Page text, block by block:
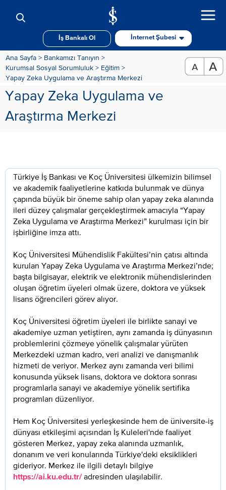
İş Bankalı Ol İnternet Şubesi
Ana Sayfa > Bankamızı Tanıyın >
Kurumsal Sosyal Sorumluluk > Eğitim >
Yapay Zeka Uygulama ve Araştırma Merkezi
Yapay Zeka Uygulama ve
Araştırma Merkezi
Türkiye İş Bankası ve Koç Üniversitesi ülkemizin bilimsel
ve akademik faaliyetlerine katkıda bulunmak ve dünya
çapında büyük bir öneme sahip olan yapay zeka alanında
ileri düzey çalışmalar gerçekleştirmek amacıyla “Yapay
Zeka Uygulama ve Araştırma Merkezi” kurulması için bir
işbirliğine imza attı.
Koç Üniversitesi Mühendislik Fakültesi’nin çatısı altında
kurulan Yapay Zeka Uygulama ve Araştırma Merkezi’nde;
başta bilgisayar, elektrik ve elektronik mühendislerinden
oluşan öğretim üyeleri olmak üzere, doktora ve yüksek
lisans öğrencileri görev alıyor.
Koç Üniversitesi öğretim üyeleri ile birlikte sanayi ve
akademiye uzman yetiştiren, aynı zamanda iş dünyasının
problemlerini çözmeye yönelik çalışmalar yürüten
Merkezdeki uzman kadro, veri analizi ve danışmanlık
hizmeti de veriyor. Merkez aynı zamanda veri bilimi
konusunda yüksek lisans, doktora ve doktora sonrası
programlarla sanayi ve akademiye yönelik sertifika
programları düzenliyor.
Hem Koç Üniversitesi yerleşkesinde hem de üniversite-iş
dünyası etkileşimi açısından İş Kuleleri'nde faaliyet
gösteren Merkez, yapay zeka alanında uzmanlık,
donanım ve veri konularında Türkiye'deki eksiklikleri
gideriyor. Merkez ile ilgili detaylı bilgiye
https://ai.ku.edu.tr/ adresinden ulaşılabilir.